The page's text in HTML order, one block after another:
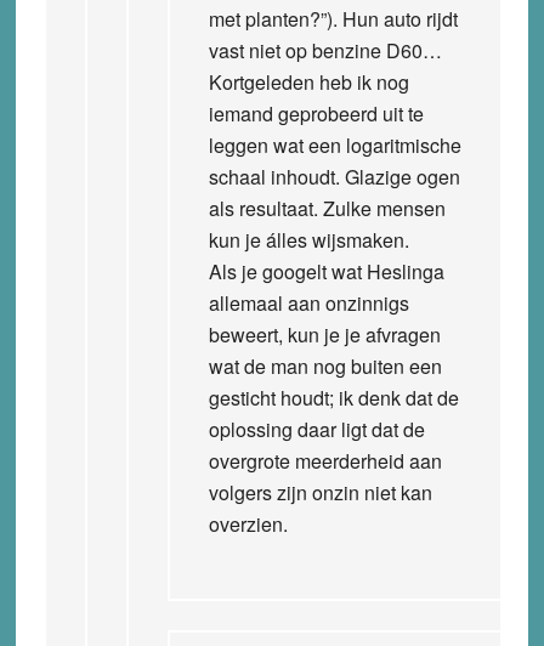
met planten?”). Hun auto rijdt
vast niet op benzine D60…
Kortgeleden heb ik nog
iemand geprobeerd uit te
leggen wat een logaritmische
schaal inhoudt. Glazige ogen
als resultaat. Zulke mensen
kun je álles wijsmaken.
Als je googelt wat Heslinga
allemaal aan onzinnigs
beweert, kun je je afvragen
wat de man nog buiten een
gesticht houdt; ik denk dat de
oplossing daar ligt dat de
overgrote meerderheid aan
volgers zijn onzin niet kan
overzien.